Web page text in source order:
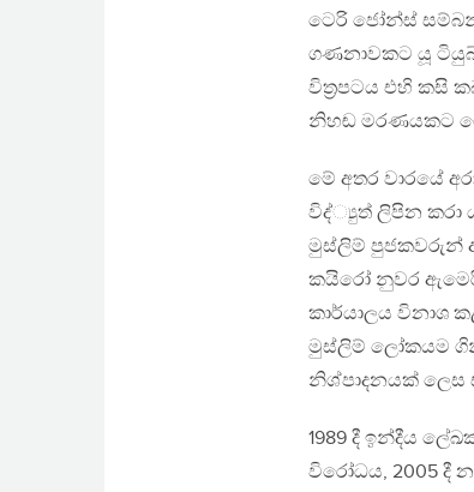
ටෙරි ජෝන්ස්
ගණනාවකට යූ ටියුබ්
විත‍්‍රපටය එහි කසි
නිහඬ මරණයකට
මේ අතර වාරයේ
විද්්‍යුත් ලිපින කරා
මුස්ලිම් පුජකවරුන්
කයිරෝ නුවර
කාර්යාලය විනාශ
මුස්ලිම් ලෝකයම
නිශ්පාදනයක්
1989 දී ඉන්දීය
විරෝධය, 2005 දී